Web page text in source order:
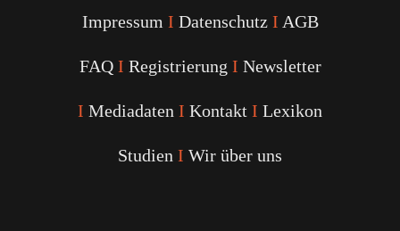
Impressum I Datenschutz I AGB
FAQ I Registrierung I Newsletter
I Mediadaten I Kontakt I Lexikon
Studien I Wir über uns